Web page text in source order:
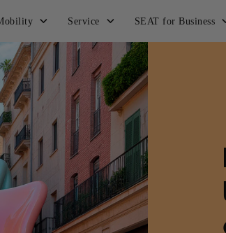
Service SEAT for Business